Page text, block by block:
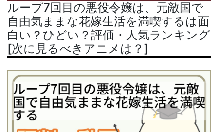
ループ7回目の悪役令嬢は、元敵国で
自由気ままな花嫁生活を満喫するは面
白い？ひどい？評価・人気ランキング
[次に見るべきアニメは？]